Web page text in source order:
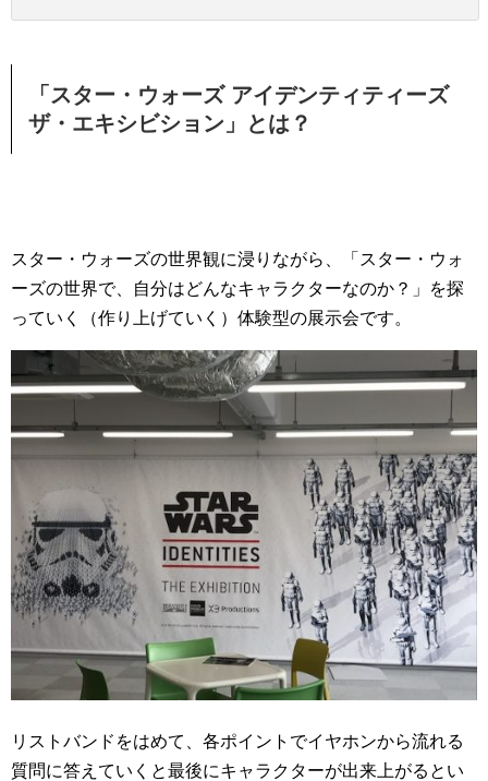
「スター・ウォーズ アイデンティティーズ
ザ・エキシビション」とは？
スター・ウォーズの世界観に浸りながら、「スター・ウォ
ーズの世界で、自分はどんなキャラクターなのか？」を探
っていく（作り上げていく）体験型の展示会です。
リストバンドをはめて、各ポイントでイヤホンから流れる
質問に答えていくと最後にキャラクターが出来上がるとい